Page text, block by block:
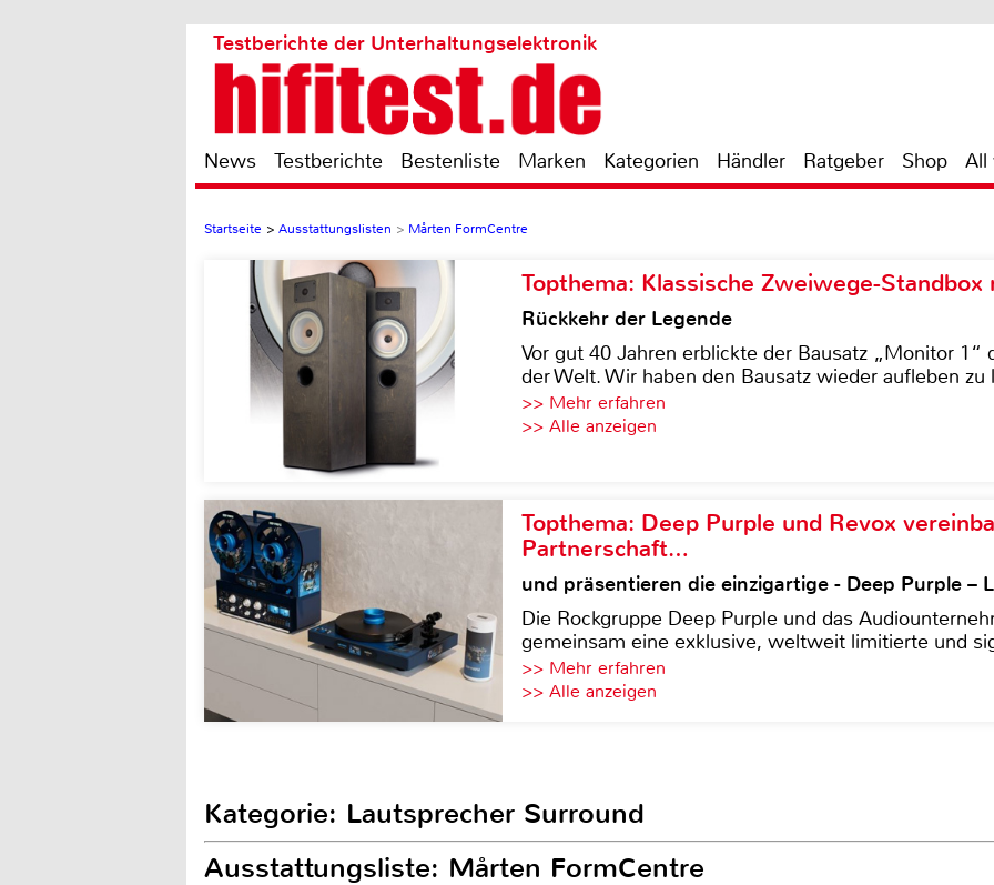
Testberichte der Unterhaltungselektronik
News Testberichte Bestenliste Marken Kategorien Händler Ratgeber Shop All
Startseite > Ausstattungslisten > Mårten FormCentre
Topthema: Klassische Zweiwege-
Rückkehr der Legende
Vor gut 40 Jahren erblickte der Bausatz „Monitor 1“
der Welt. Wir haben den Bausatz wieder aufleben zu
>> Mehr erfahren
>> Alle anzeigen
Topthema: Deep Purple und Revox
Partnerschaft…
und präsentieren die einzigartige - Deep Purple –
Die Rockgruppe Deep Purple und das
gemeinsam eine exklusive, weltweit limitierte und
>> Mehr erfahren
>> Alle anzeigen
Kategorie: Lautsprecher Surround
Ausstattungsliste: Mårten FormCentre